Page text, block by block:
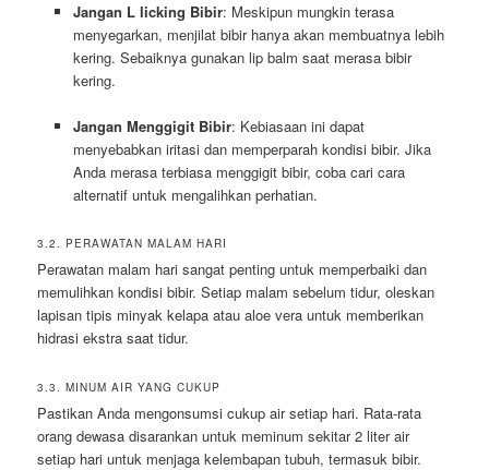
Jangan L licking Bibir: Meskipun mungkin terasa
menyegarkan, menjilat bibir hanya akan membuatnya lebih
kering. Sebaiknya gunakan lip balm saat merasa bibir
kering.
Jangan Menggigit Bibir: Kebiasaan ini dapat
menyebabkan iritasi dan memperparah kondisi bibir. Jika
Anda merasa terbiasa menggigit bibir, coba cari cara
alternatif untuk mengalihkan perhatian.
3.2. PERAWATAN MALAM HARI
Perawatan malam hari sangat penting untuk memperbaiki dan
memulihkan kondisi bibir. Setiap malam sebelum tidur, oleskan
lapisan tipis minyak kelapa atau aloe vera untuk memberikan
hidrasi ekstra saat tidur.
3.3. MINUM AIR YANG CUKUP
Pastikan Anda mengonsumsi cukup air setiap hari. Rata-rata
orang dewasa disarankan untuk meminum sekitar 2 liter air
setiap hari untuk menjaga kelembapan tubuh, termasuk bibir.